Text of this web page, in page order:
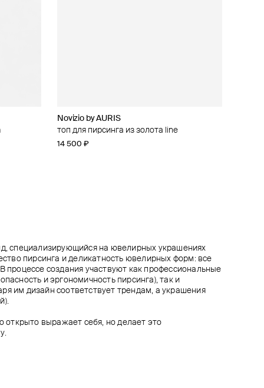
Novizio by AURIS
топ для пирсинга из золота line
14 500 ₽
AURIS
топ для пирсинга из золота nefertiti
14 500 ₽
Novizio by AURIS
топ для пирсинга из золота just o
20 600 ₽
AURIS
топ для пирсинга prium из золота
39 600 ₽
специализирующийся на ювелирных украшениях
пирсинга и деликатность ювелирных форм: все
процессе создания участвуют как профессиональные
и эргономичность пирсинга), так и
им дизайн соответствует трендам, а украшения
открыто выражает себя, но делает это